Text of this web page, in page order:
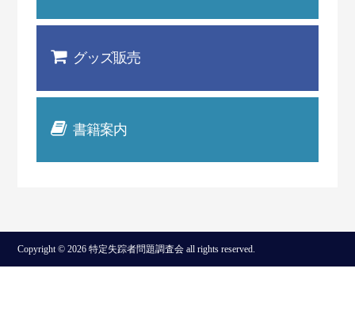
グッズ販売
書籍案内
Copyright © 2026 特定失踪者問題調査会 all rights reserved.